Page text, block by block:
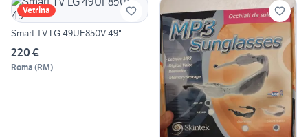
Vetrina
Smart TV LG 49UF850V 49"
220 €
Roma (RM)